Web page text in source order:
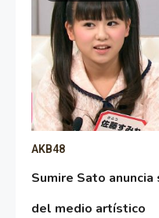
AKB48
Sumire Sato anuncia
del medio artístico